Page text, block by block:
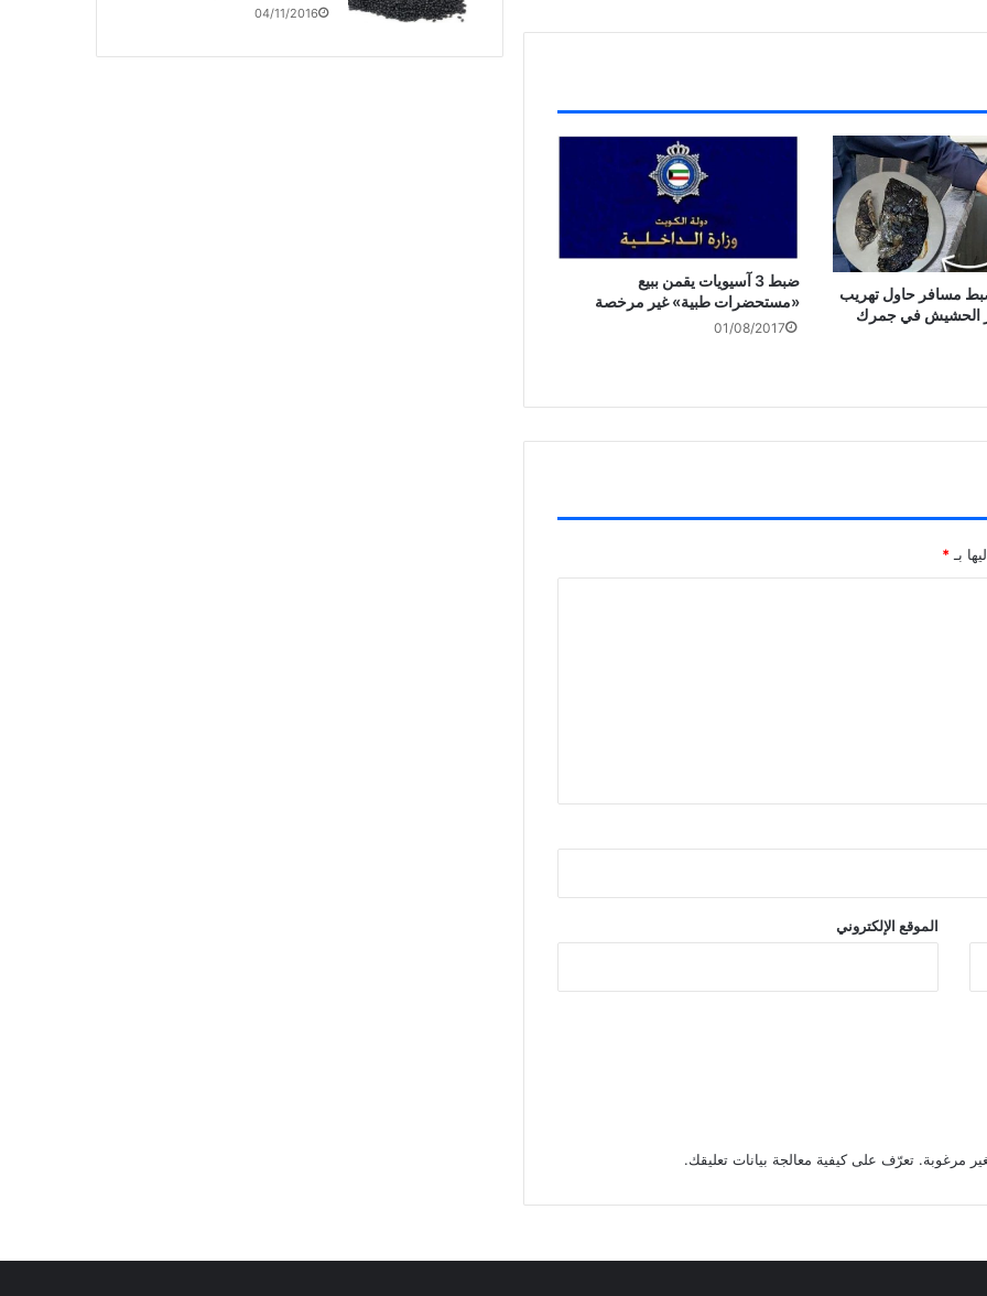
مسافر حاول تهريب
الحشيش في جمرك
ضبط 3 آسيويات يقمن ببيع
«مستحضرات طبية» غير مرخصة
01/08/2017
بـ *
الموقع الإلكتروني
تعرّف على كيفية معالجة بيانات تعليقك.
04/11/2016